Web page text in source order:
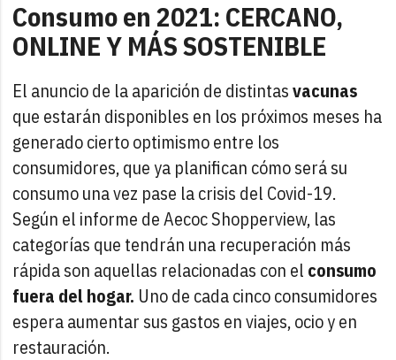
Consumo en 2021: CERCANO,
ONLINE Y MÁS SOSTENIBLE
El anuncio de la aparición de distintasvacunas
que estarán disponibles en los próximos meses ha
generado cierto optimismo entre los
consumidores, que ya planifican cómo será su
consumo una vez pase la crisis del Covid-19.
Según el informe de Aecoc Shopperview, las
categorías que tendrán una recuperación más
rápida son aquellas relacionadas con el consumo
fuera del hogar. Uno de cada cinco consumidores
espera aumentar sus gastos en viajes, ocio y en
restauración.